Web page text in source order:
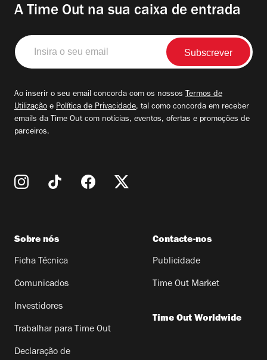
A Time Out na sua caixa de entrada
Insira
o
seu
Ao inserir o seu email concorda com os nossos Termos de
Utilização e Política de Privacidade, tal como concorda em receber
emails da Time Out com notícias, eventos, ofertas e promoções de
parceiros.
Sobre nós
Ficha Técnica
Comunicados
Investidores
Trabalhar para Time Out
Declaração de
Contacte-nos
Publicidade
Time Out Market
Time Out Worldwide